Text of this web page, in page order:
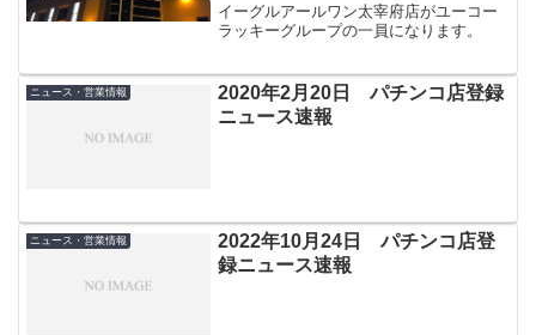
イーグルアールワン太宰府店がユーコー
ラッキーグループの一員になります。
ニュース・営業情報
2020年2月20日 パチンコ店登録
ニュース速報
ニュース・営業情報
2022年10月24日 パチンコ店登
録ニュース速報